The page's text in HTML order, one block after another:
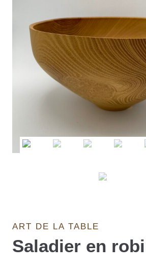
ART DE LA TABLE
Saladier en